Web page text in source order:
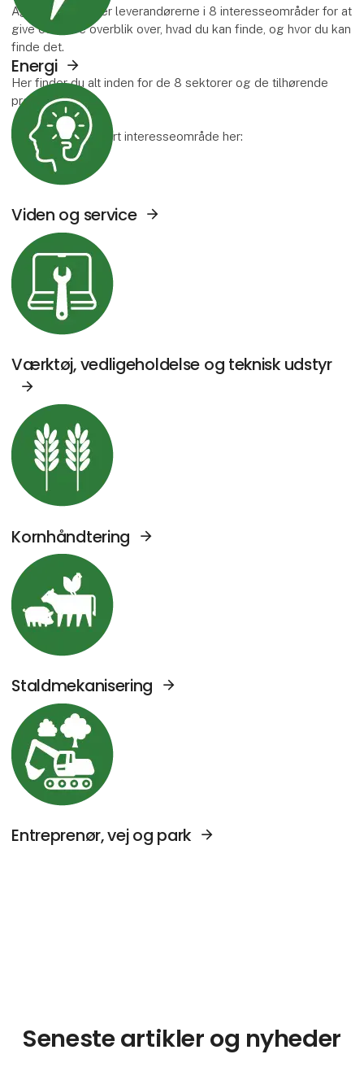
Agromek inddeler leverandørerne i 8 interesseområder for at
give et bedre overblik over, hvad du kan finde, og hvor du kan
finde det.
Her finder du alt inden for de 8 sektorer og de tilhørende
produktgrupper.
Læs mere om hvert interesseområde her:
Energi
Viden og service
Se Agromek udstillere sektor: Viden og
Værktøj, vedligeholdelse og teknisk udstyr
Kornhåndtering
Staldmekanisering
Entreprenør, vej og park
Seneste artikler og nyheder